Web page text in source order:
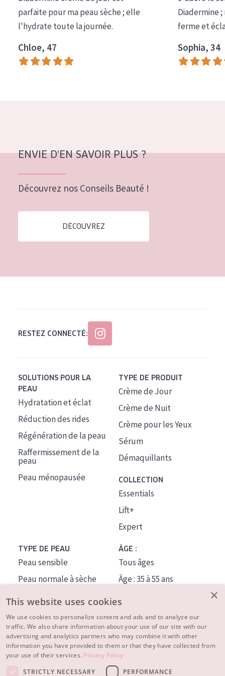
COLLECTION
Essentials
Lift+
Expert
Peau mixte ou grasse
Peau mature
Peau ménopausée
Âge : 55+
parfaite pour ma peau sèche ; elle
l'hydrate toute la journée.
Chloe, 47
Diadermine
ferme et
Sophia, 34
ENVIE D'EN SAVOIR PLUS ?
Découvrez nos Conseils Beauté !
DÉCOUVREZ
RESTEZ CONNECTÉ:
SOLUTIONS POUR LA
PEAU
Hydratation et éclat
Réduction des rides
Régénération de la peau
Raffermissement de la
peau
Peau ménopausée
TYPE DE PRODUIT
Crème de Jour
Crème de Nuit
Crème pour les Yeux
Sérum
Démaquillants
COLLECTION
Essentials
Lift+
Expert
TYPE DE PEAU
Peau sensible
Peau normale à sèche
Peau mixte ou grasse
Peau mature
Peau ménopausée
ÂGE :
Tous âges
Âge : 35 à 55 ans
À PROPOS
CONSEILS BEAUTÉ
×
This website uses cookies
We use cookies to personalize content and ads and to analyze our
traffic. We also share information about your use of our site with our
advertising and analytics partners who may combine it with other
information you have provided to them or that they have collected from
your use of their services. Privacy Policy
STRICTLY NECESSARY
PERFORMANCE